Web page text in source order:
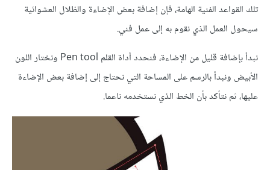
تلك القواعد الفنية الهامة، فإن إضافة بعض الإضاءة والظلال العشوائية
سيحول العمل الذي نقوم به إلى عمل فني.
نبدأ بإضافة قليل من الإضاءة، فنحدد أداة القلم Pen tool ونختار اللون
الأبيض ونبدأ بالرسم على المساحة التي نحتاج إلى إضافة بعض الإضاءة
عليها، ثم نتأكد بأن الخط الذي نستخدمه ناعما.